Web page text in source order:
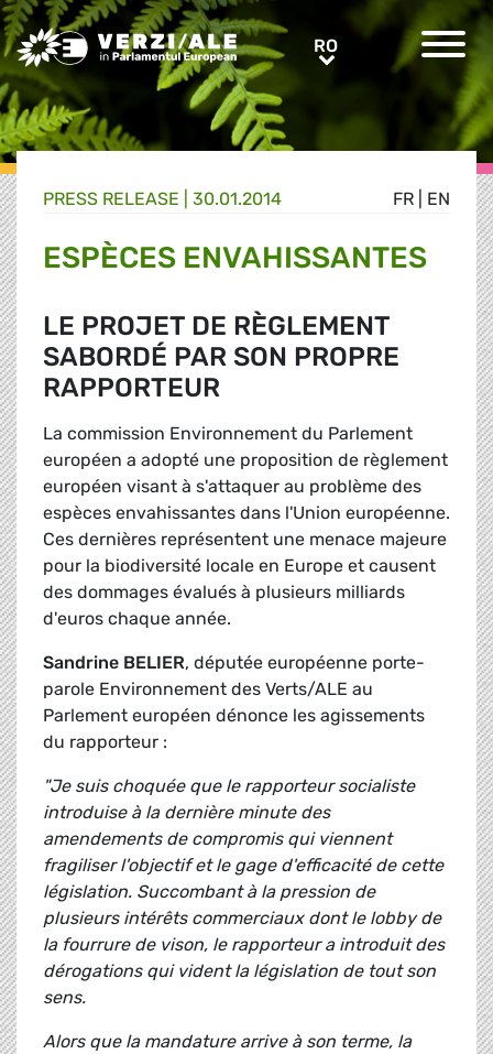
Greens/EFA Home RORO
FR EN
PRESS RELEASE | 30.01.2014
ESPÈCES ENVAHISSANTES
LE PROJET DE RÈGLEMENT
SABORDÉ PAR SON PROPRE
RAPPORTEUR
La commission Environnement du Parlement
européen a adopté une proposition de règlement
européen visant à s'attaquer au problème des
espèces envahissantes dans l'Union européenne.
Ces dernières représentent une menace majeure
pour la biodiversité locale en Europe et causent
des dommages évalués à plusieurs milliards
d'euros chaque année.
Sandrine BELIER, députée européenne porte-
parole Environnement des Verts/ALE au
Parlement européen dénonce les agissements
du rapporteur :
"Je suis choquée que le rapporteur socialiste
introduise à la dernière minute des
amendements de compromis qui viennent
fragiliser l'objectif et le gage d'efficacité de cette
législation. Succombant à la pression de
plusieurs intérêts commerciaux dont le lobby de
la fourrure de vison, le rapporteur a introduit des
dérogations qui vident la législation de tout son
sens.
Alors que la mandature arrive à son terme, la